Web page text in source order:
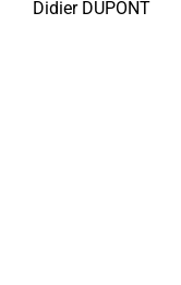
Didier DUPONT